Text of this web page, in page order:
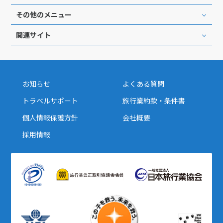
その他のメニュー
関連サイト
お知らせ
よくある質問
トラベルサポート
旅行業約款・条件書
個人情報保護方針
会社概要
採用情報